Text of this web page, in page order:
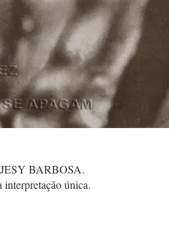
JESY BARBOSA.
interpretação única.